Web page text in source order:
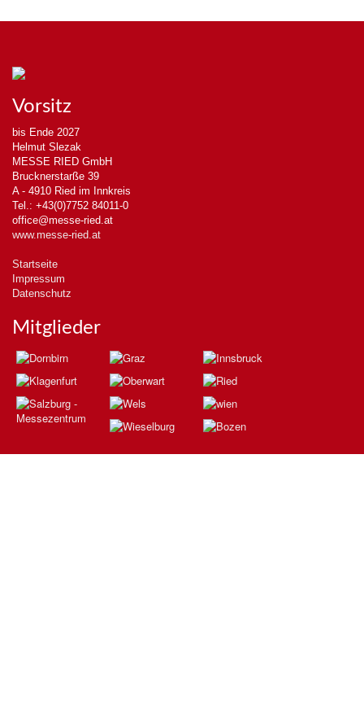
Vorsitz
bis Ende 2027
Helmut Slezak
MESSE RIED GmbH
Brucknerstarße 39
A - 4910 Ried im Innkreis
Tel.: +43(0)7752 84011-0
office@messe-ried.at
www.messe-ried.at
Startseite
Impressum
Datenschutz
Mitglieder